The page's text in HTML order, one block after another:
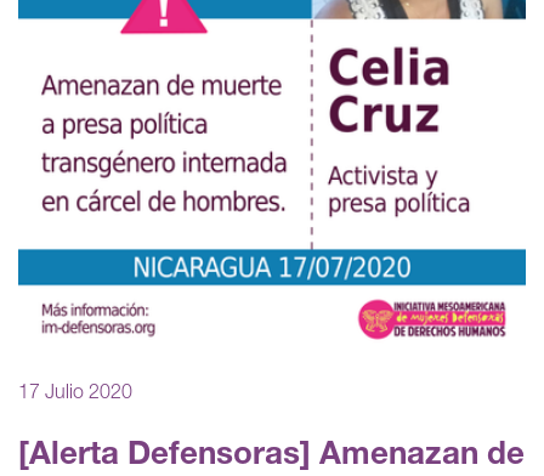
17 Julio 2020
[Alerta Defensoras] Amenazan de